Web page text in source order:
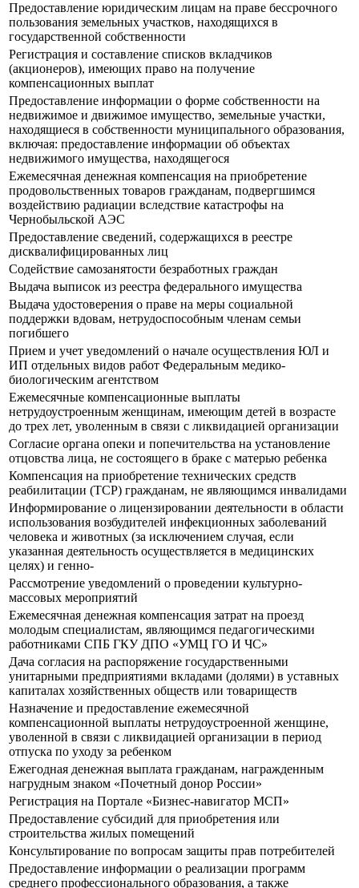
Предоставление юридическим лицам на праве бессрочного
пользования земельных участков, находящихся в
государственной собственности
Регистрация и составление списков вкладчиков
(акционеров), имеющих право на получение
компенсационных выплат
Предоставление информации о форме собственности на
недвижимое и движимое имущество, земельные участки,
находящиеся в собственности муниципального образования,
включая: предоставление информации об объектах
недвижимого имущества, находящегося
Ежемесячная денежная компенсация на приобретение
продовольственных товаров гражданам, подвергшимся
воздействию радиации вследствие катастрофы на
Чернобыльской АЭС
Предоставление сведений, содержащихся в реестре
дисквалифицированных лиц
Содействие самозанятости безработных граждан
Выдача выписок из реестра федерального имущества
Выдача удостоверения о праве на меры социальной
поддержки вдовам, нетрудоспособным членам семьи
погибшего
Прием и учет уведомлений о начале осуществления ЮЛ и
ИП отдельных видов работ Федеральным медико-
биологическим агентством
Ежемесячные компенсационные выплаты
нетрудоустроенным женщинам, имеющим детей в возрасте
до трех лет, уволенным в связи с ликвидацией организации
Согласие органа опеки и попечительства на установление
отцовства лица, не состоящего в браке с матерью ребенка
Компенсация на приобретение технических средств
реабилитации (ТСР) гражданам, не являющимся инвалидами
Информирование о лицензировании деятельности в области
использования возбудителей инфекционных заболеваний
человека и животных (за исключением случая, если
указанная деятельность осуществляется в медицинских
целях) и генно-
Рассмотрение уведомлений о проведении культурно-
массовых мероприятий
Ежемесячная денежная компенсация затрат на проезд
молодым специалистам, являющимся педагогическими
работниками СПБ ГКУ ДПО «УМЦ ГО И ЧС»
Дача согласия на распоряжение государственными
унитарными предприятиями вкладами (долями) в уставных
капиталах хозяйственных обществ или товариществ
Назначение и предоставление ежемесячной
компенсационной выплаты нетрудоустроенной женщине,
уволенной в связи с ликвидацией организации в период
отпуска по уходу за ребенком
Ежегодная денежная выплата гражданам, награжденным
нагрудным знаком «Почетный донор России»
Регистрация на Портале «Бизнес-навигатор МСП»
Предоставление субсидий для приобретения или
строительства жилых помещений
Консультирование по вопросам защиты прав потребителей
Предоставление информации о реализации программ
среднего профессионального образования, а также